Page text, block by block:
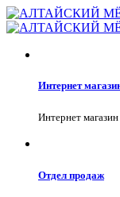
Интернет
Интернет магазин
Отдел продаж